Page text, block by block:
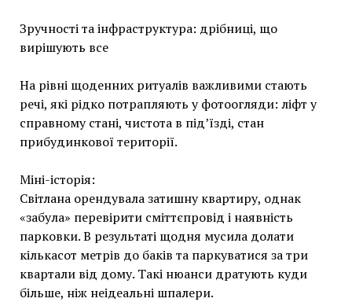
Зручності та інфраструктура: дрібниці, що
вирішують все
На рівні щоденних ритуалів важливими стають
речі, які рідко потрапляють у фотоогляди: ліфт у
справному стані, чистота в під’їзді, стан
прибудинкової території.
Міні-історія:
Світлана орендувала затишну квартиру, однак
«забула» перевірити сміттєпровід і наявність
парковки. В результаті щодня мусила долати
кількасот метрів до баків та паркуватися за три
квартали від дому. Такі нюанси дратують куди
більше, ніж неідеальні шпалери.